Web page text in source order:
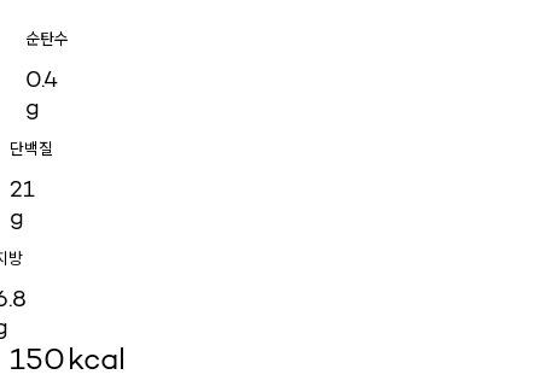
순탄수
0.4
g
단백질
21
g
방
150kcal